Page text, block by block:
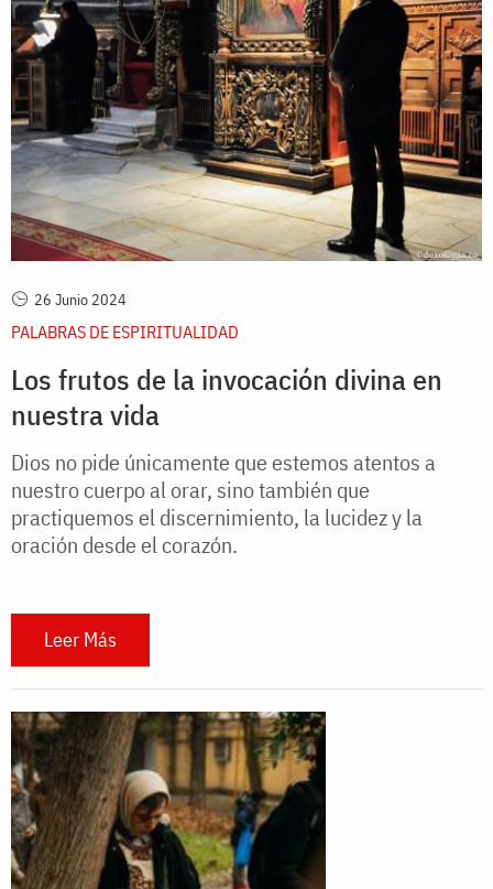
26 Junio 2024
PALABRAS DE ESPIRITUALIDAD
Los frutos de la invocación divina en
nuestra vida
Dios no pide únicamente que estemos atentos a
nuestro cuerpo al orar, sino también que
practiquemos el discernimiento, la lucidez y la
oración desde el corazón.
Leer Más